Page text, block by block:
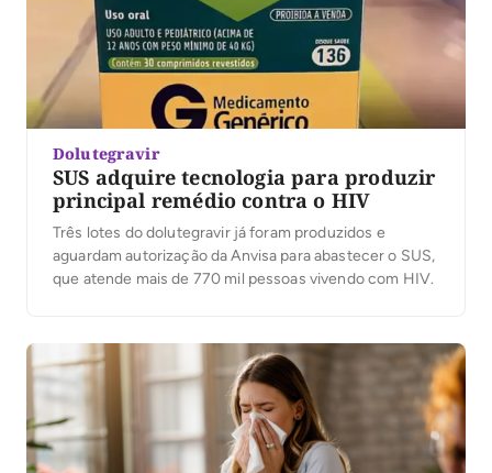
Dolutegravir
SUS adquire tecnologia para produzir
principal remédio contra o HIV
Três lotes do dolutegravir já foram produzidos e
aguardam autorização da Anvisa para abastecer o SUS,
que atende mais de 770 mil pessoas vivendo com HIV.